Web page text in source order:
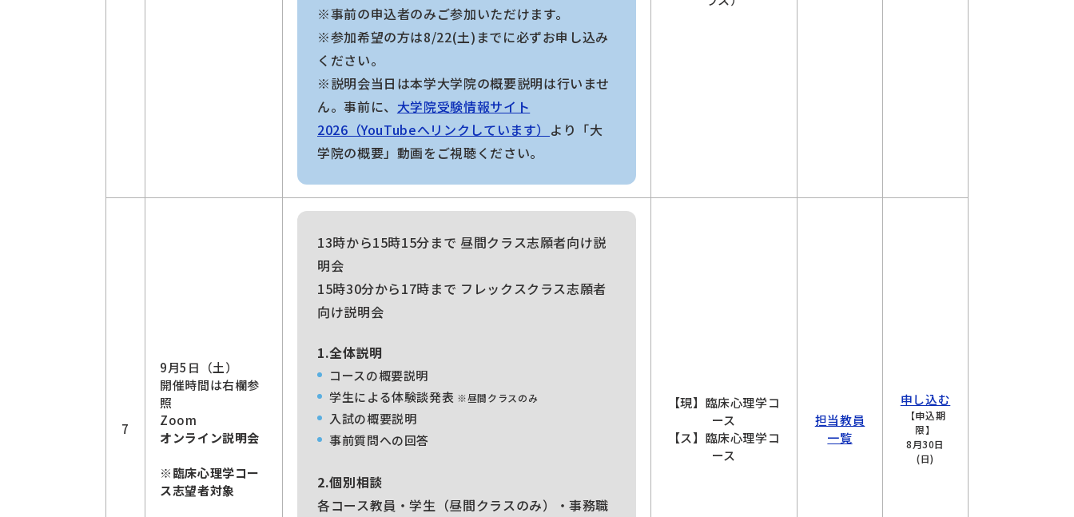
※事前の申込者のみご参加いただけます。
※参加希望の方は8/22(土)までに必ずお申し込み
ください。
※説明会当日は本学大学院の概要説明は行いませ
ん。事前に、 大学院受験情報サイト
2026（YouTubeへリンクしています） より「大
学院の概要」動画をご視聴ください。
7
9月5日（土）
開催時間は右欄参
照
Zoom
オンライン説明会
※臨床心理学コー
ス志望者対象
13時から15時15分まで 昼間クラス志願者向け説
明会
15時30分から17時まで フレックスクラス志願者
向け説明会
1.全体説明
コースの概要説明
学生による体験談発表 ※昼間クラスのみ
入試の概要説明
事前質問への回答
2.個別相談
各コース教員・学生（昼間クラスのみ）・事務職
【現】臨床心理学コ
ース
【ス】臨床心理学コ
ース
担当教員
一覧
申し込む
【申込期
限】
8月30日
(日)